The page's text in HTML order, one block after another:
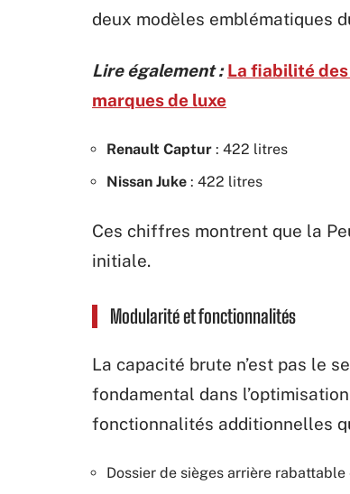
deux modèles emblématiques
Lire également : La fiabilité
marques de luxe
Renault Captur : 422 litres
Nissan Juke : 422 litres
Ces chiffres montrent que la
initiale.
Modularité et fonctionnalités
La capacité brute n’est pas le
fondamental dans
fonctionnalités additionnelles
Dossier de sièges arrière